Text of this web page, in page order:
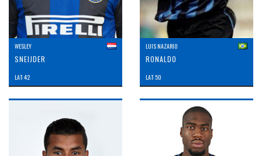
WESLEY
SNEIJDER
LAT: 42
LUIS NAZARIO
RONALDO
LAT: 50